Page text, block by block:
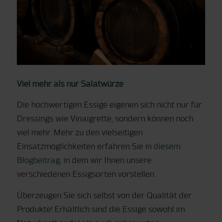
Viel mehr als nur Salatwürze
Die hochwertigen Essige eigenen sich nicht nur für
Dressings wie Vinaigrette, sondern können noch
viel mehr. Mehr zu den vielseitigen
Einsatzmöglichkeiten erfahren Sie in diesem
Blogbeitrag, in dem wir Ihnen unsere
verschiedenen Essigsorten vorstellen.
Überzeugen Sie sich selbst von der Qualität der
Produkte! Erhältlich sind die Essige sowohl im